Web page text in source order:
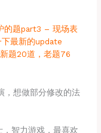
的题part3 – 现场表
最新的update
题20道，老题76
想做部分修改的法
智力游戏，最喜欢